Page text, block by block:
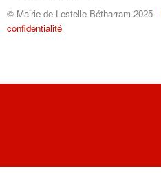
© Mairie de Lestelle-Bétharram 2025 -
confidentialité